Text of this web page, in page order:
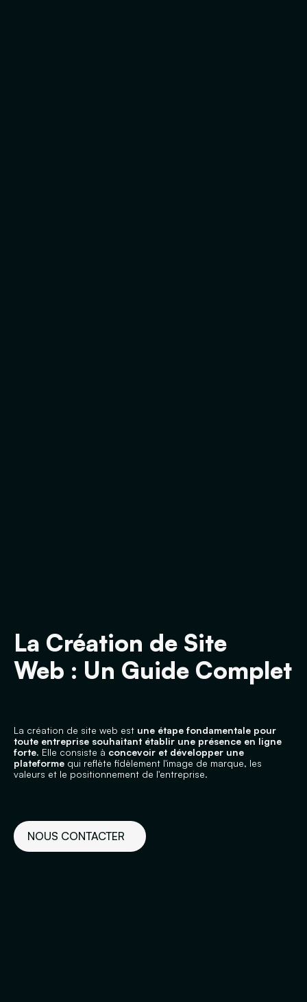
La Création de Site
Web : Un Guide Complet
La création de site web est une étape fondamentale pour
toute entreprise souhaitant établir une présence en ligne
forte. Elle consiste à concevoir et développer une
plateforme qui reflète fidèlement l'image de marque, les
valeurs et le positionnement de l'entreprise.
NOUS CONTACTER